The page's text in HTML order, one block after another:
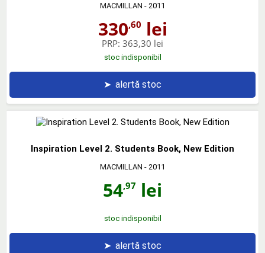
MACMILLAN - 2011
330,60 lei
PRP: 363,30 lei
stoc indisponibil
➤ alertă stoc
Inspiration Level 2. Students Book, New Edition
MACMILLAN - 2011
54,97 lei
stoc indisponibil
➤ alertă stoc